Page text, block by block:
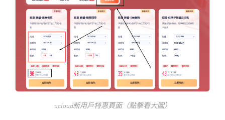
ucloud新用戶特惠頁面（點擊看大圖）